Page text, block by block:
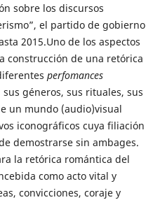
sobre los discursos
el partido de gobierno
2015.Uno de los aspectos
construcción de una retórica
perfomances
géneros, sus rituales, sus
un mundo (audio)visual
iconográficos cuya filiación
demostrarse sin ambages.
la retórica romántica del
como acto vital y
convicciones, coraje y